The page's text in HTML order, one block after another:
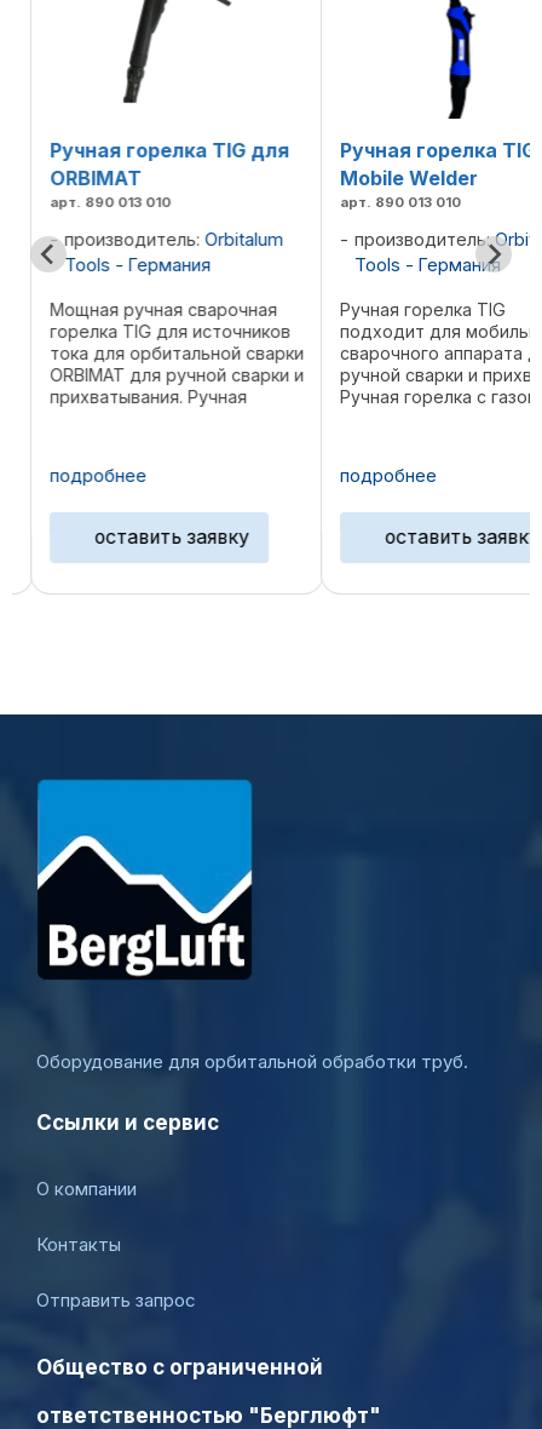
Ручная горелка TIG для
ORBIMAT
арт. 890 013 010
производитель:Orbitalum
Tools - Германия
Мощная ручная сварочная
горелка TIG для источников
тока для орбитальной сварки
ORBIMAT для ручной сварки и
прихватывания. Ручная
высокий срок службы.
подробнее
оставить заявку
Ручная горелка TIG
Mobile Welder
арт. 890 013 010
производитель:
Tools - Германия
Ручная горелка TIG
подходит для
сварочного аппарата
ручной сварки и
Ручная горелка с
шлангов и поэтому
подробнее
оставить заявку
Оборудование для орбитальной обработки труб.
Ссылки и сервис
О компании
Контакты
Отправить запрос
Общество с ограниченной
ответственностью "Берглюфт"